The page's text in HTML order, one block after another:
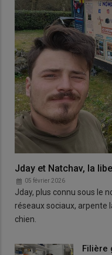
Jday et Natchav, la
05 février 2026
Jday, plus connu sous le
réseaux sociaux, arpente
chien.
Filière